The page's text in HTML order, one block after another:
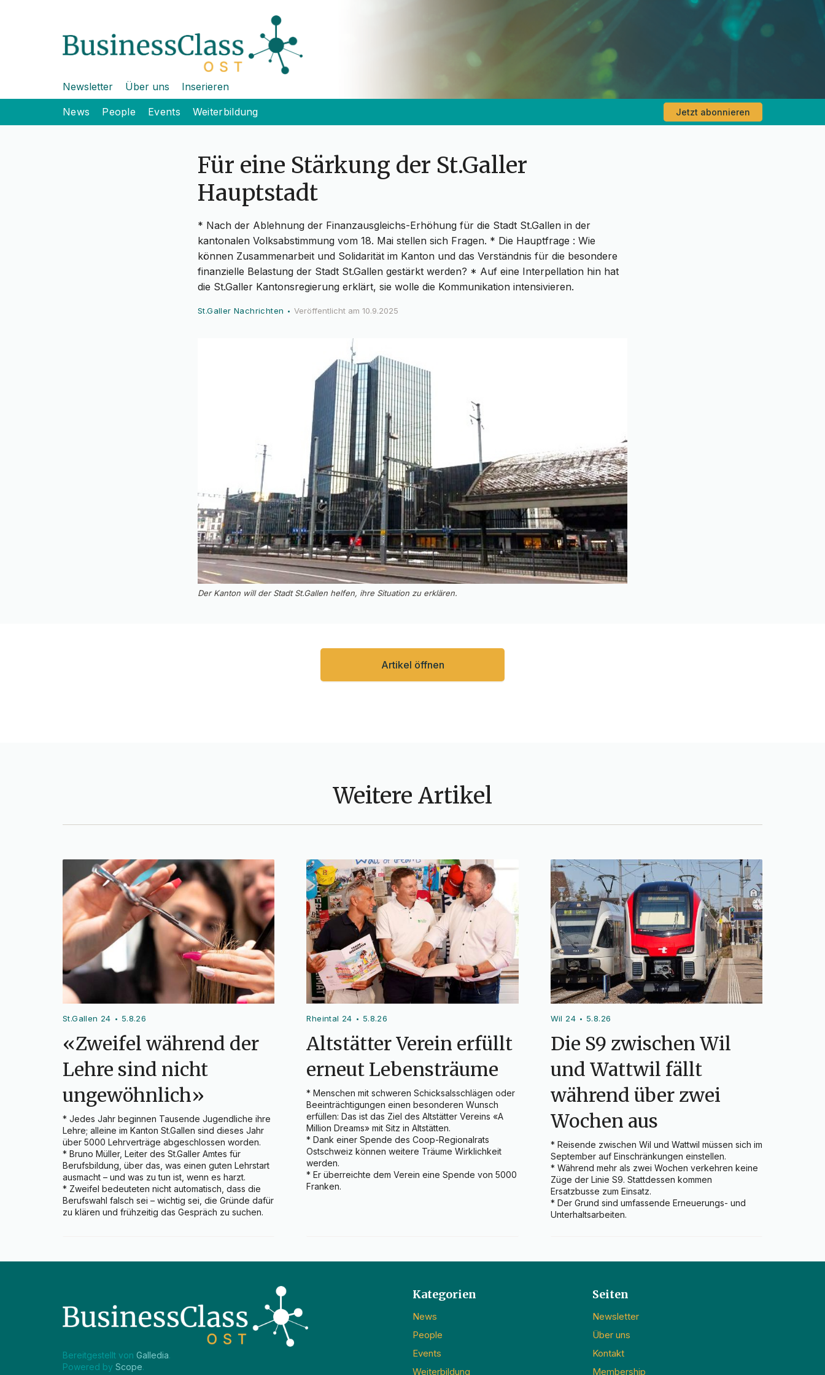
Newsletter Über uns Inserieren
News People Events Weiterbildung Jetzt abonnieren
Für eine Stärkung der St.Galler
Hauptstadt
* Nach der Ablehnung der Finanzausgleichs-Erhöhung für die Stadt St.Gallen in der
kantonalen Volksabstimmung vom 18. Mai stellen sich Fragen. * Die Hauptfrage : Wie
können Zusammenarbeit und Solidarität im Kanton und das Verständnis für die besondere
finanzielle Belastung der Stadt St.Gallen gestärkt werden? * Auf eine Interpellation hin hat
die St.Galler Kantonsregierung erklärt, sie wolle die Kommunikation intensivieren.
St.Galler Nachrichten •Veröffentlicht am 10.9.2025
Der Kanton will der Stadt St.Gallen helfen, ihre Situation zu erklären.
Artikel öffnen
Weitere Artikel
St.Gallen 24 • 5.8.26
«Zweifel während der
Lehre sind nicht
ungewöhnlich»
* Jedes Jahr beginnen Tausende Jugendliche ihre
Lehre; alleine im Kanton St.Gallen sind dieses Jahr
über 5000 Lehrverträge abgeschlossen worden.
* Bruno Müller, Leiter des St.Galler Amtes für
Berufsbildung, über das, was einen guten Lehrstart
ausmacht – und was zu tun ist, wenn es harzt.
* Zweifel bedeuteten nicht automatisch, dass die
Berufswahl falsch sei – wichtig sei, die Gründe dafür
zu klären und frühzeitig das Gespräch zu suchen.
Rheintal 24 • 5.8.26
Altstätter Verein erfüllt
erneut Lebensträume
* Menschen mit schweren Schicksalsschlägen oder
Beeinträchtigungen einen besonderen Wunsch
erfüllen: Das ist das Ziel des Altstätter Vereins «A
Million Dreams» mit Sitz in Altstätten.
* Dank einer Spende des Coop-Regionalrats
Ostschweiz können weitere Träume Wirklichkeit
werden.
* Er überreichte dem Verein eine Spende von 5000
Franken.
Wil 24 • 5.8.26
Die S9 zwischen Wil
und Wattwil fällt
während über zwei
Wochen aus
* Reisende zwischen Wil und Wattwil müssen sich im
September auf Einschränkungen einstellen.
* Während mehr als zwei Wochen verkehren keine
Züge der Linie S9. Stattdessen kommen
Ersatzbusse zum Einsatz.
* Der Grund sind umfassende Erneuerungs- und
Unterhaltsarbeiten.
Bereitgestellt von Galledia.
Powered by Scope.
Kategorien
News
People
Events
Weiterbildung
Seiten
Newsletter
Über uns
Kontakt
Membership